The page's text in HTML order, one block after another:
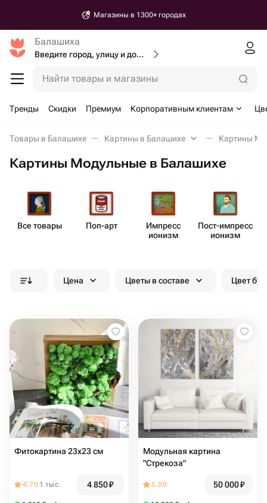
Доставка от 30 минут
Балашиха
Введите город, улицу и дом доставки
Найти товары и магазины
Тренды Скидки Премиум Корпоративным клиентам
Товары в Балашихе Картины в Балашихе Картины
Картины Модульные в Балашихе
Все товары Поп-арт
Импресс​
ионизм
Пост-импресс​
ионизм
Цена Цветы в составе Цвет
Фитокартина 23х23 см
4.70 1 тыс. 4 850₽
Модульная картина
"Стрекоза"
5.00 50 000₽